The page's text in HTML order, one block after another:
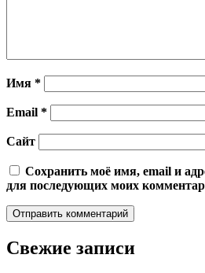
Имя *
Email *
Сайт
Сохранить моё имя, email и
для последующих моих
Свежие записи